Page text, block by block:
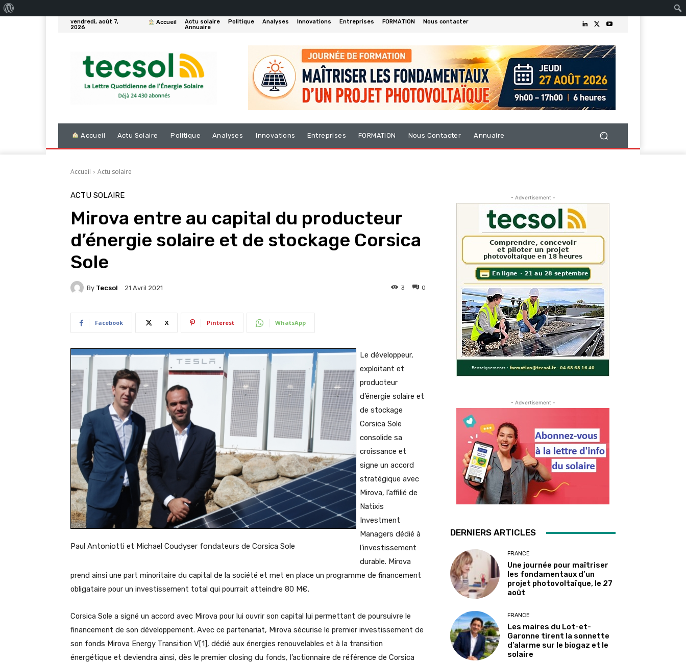
vendredi, août 7,
2026
Accueil Actu solaire Politique Analyses Innovations Entreprises FORMATION
Nous contacter
Annuaire
Accueil Actu Solaire Politique Analyses Innovations Entreprises FORMATION Nous Contacter Annuaire
Accueil Actu solaire
ACTU SOLAIRE
Mirova entre au capital du producteur
d’énergie solaire et de stockage Corsica
Sole
By Tecsol 21 Avril 2021 0
3
Facebook X Pinterest WhatsApp
Paul Antoniotti et Michael Coudyser fondateurs de Corsica Sole
Le développeur,
exploitant et
producteur
d’énergie solaire et
de stockage
Corsica Sole
consolide sa
croissance et
signe un accord
stratégique avec
Mirova, l’affilié de
Natixis
Investment
Managers dédié à
l’investissement
durable. Mirova
prend ainsi une part minoritaire du capital de la société et met en place un programme de financement
obligataire pour un investissement total qui pourrait atteindre 80 M€.
Corsica Sole a signé un accord avec Mirova pour lui ouvrir son capital lui permettant de poursuivre le
financement de son développement. Avec ce partenariat, Mirova sécurise le premier investissement de
son fonds Mirova Energy Transition V[1], dédié aux énergies renouvelables et à la transition
énergétique et deviendra ainsi, dès le premier closing du fonds, l’actionnaire de référence de Corsica
- Advertisement -
- Advertisement -
DERNIERS ARTICLES
FRANCE
Une journée pour maîtriser
les fondamentaux d’un
projet photovoltaïque, le 27
août
FRANCE
Les maires du Lot-et-
Garonne tirent la sonnette
d’alarme sur le biogaz et le
solaire